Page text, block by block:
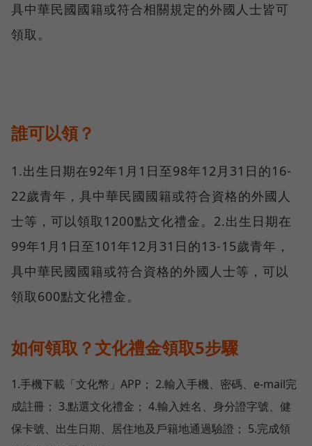
具中華民國國籍或符合相關規定的外國人士皆可
領取。
誰可以領？
1.出生日期在92年1月1日至98年12月31日的16-
22歲青年，具中華民國國籍或符合資格的外國人
士等，可以領取1200點文化禮金。2.出生日期在
99年1月1日至101年12月31日的13-15歲青年，
具中華民國國籍或符合資格的外國人士等，可以
領取600點文化禮金。
如何領取？文化禮金領取5步驟
1.手機下載「文化幣」APP； 2.輸入手機、密碼、e-mail完
成註冊； 3.點選文化禮金； 4.輸入姓名、身分證字號、健
保卡號、出生日期、居住地及戶籍地通過驗證； 5.完成領